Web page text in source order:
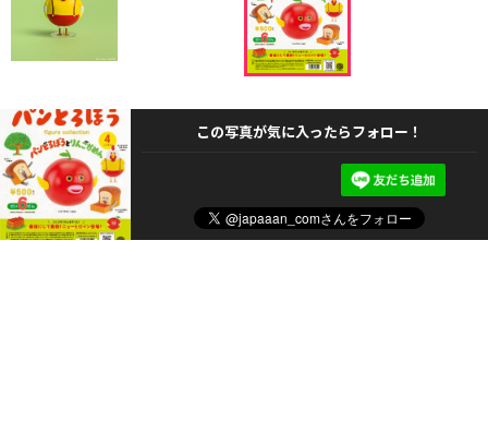
この写真が気に入ったらフォロー！